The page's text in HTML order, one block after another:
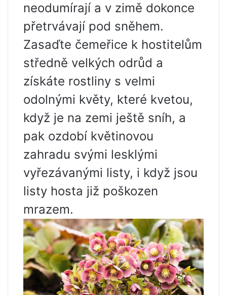
neodumírají a v zimě dokonce
přetrvávají pod sněhem.
Zasaďte čemeřice k hostitelům
středně velkých odrůd a
získáte rostliny s velmi
odolnými květy, které kvetou,
když je na zemi ještě sníh, a
pak ozdobí květinovou
zahradu svými lesklými
vyřezávanými listy, i když jsou
listy hosta již poškozen
mrazem.